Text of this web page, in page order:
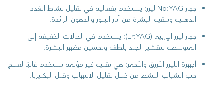
جهاز Nd:YAG ليزر: يستخدم بفعالية في تقليل نشاط الغدد
الدهنية وتنقية البشرة من آثار البثور والدهون الزائدة.
جهاز ليزر الإربيم (Er:YAG): يستخدم في الحالات الخفيفة إلى
المتوسطة لتقشير الجلد بلطف وتحسين مظهر البشرة.
أجهزة الليزر الأزرق والأحمر: هي تقنية غير مؤلمة تستخدم غالبًا لعلاج
حب الشباب النشط من خلال تقليل الالتهاب وقتل البكتيريا.